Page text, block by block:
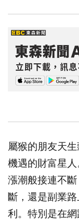
屬猴的朋友天
機遇的財富星
漲潮般接連不
斷，還是副業
利。特別是在